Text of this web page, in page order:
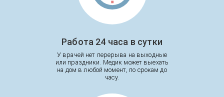
Работа 24 часа в сутки
У врачей нет перерыва на выходные
или праздники. Медик может выехать
на дом в любой момент, по срокам до
часу.